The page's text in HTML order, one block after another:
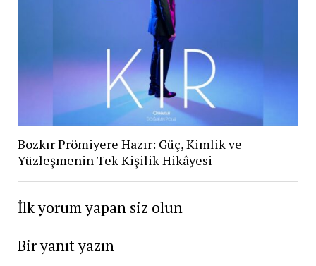
Bozkır Prömiyere Hazır: Güç, Kimlik ve
Yüzleşmenin Tek Kişilik Hikâyesi
İlk yorum yapan siz olun
Bir yanıt yazın